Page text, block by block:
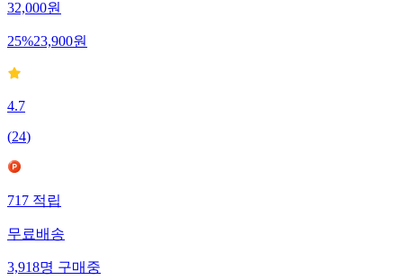
32,000원
25%23,900원
4.7
(24)
717적립
무료배송
3,918명구매중